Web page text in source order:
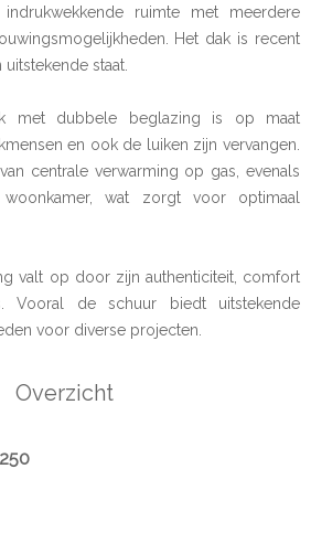
ruimte met meerdere
Het dak is recent
staat.
met dubbele beglazing is op maat
en ook de luiken zijn vervangen.
centrale verwarming op gas, evenals
wat zorgt voor optimaal
valt op door zijn authenticiteit, comfort
Vooral de schuur biedt uitstekende
voor diverse projecten.
Overzicht